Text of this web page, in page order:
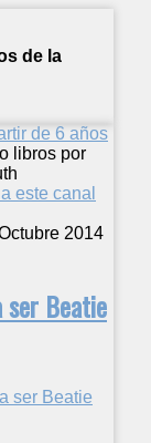
de la
de 6 años
libros por
este canal
2014
ser Beatie